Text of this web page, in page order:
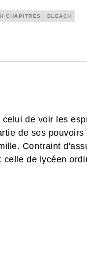
CHAPITRES BLEACH
de voir les
de ses
Contraint
de lycéen